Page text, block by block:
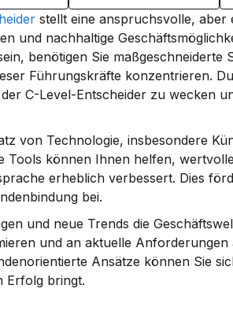
stellt eine anspruchsvolle, aber
und nachhaltige
benötigen Sie maßgeschneiderte
Führungskräfte konzentrieren.
C-Level-Entscheider zu wecken
von Technologie, insbesondere
Tools können Ihnen helfen,
erheblich verbessert. Dies
bei.
und neue Trends die
und an aktuelle
Ansätze können Sie
Erfolg bringt.